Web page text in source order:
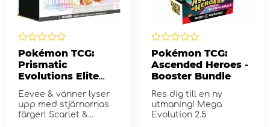
Pokémon TCG:
Prismatic
Evolutions Elite
Trainer Box
Eevee & vänner lyser
upp med stjärnornas
färger! Scarlet &
Pokémon TCG:
Ascended Heroes -
Booster Bundle
Res dig till en ny
utmaning! Mega
Evolution 2.5